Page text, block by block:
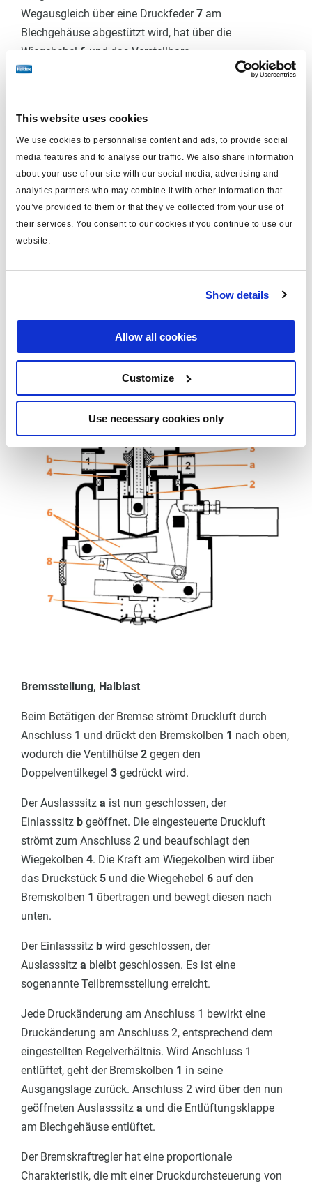
This website uses cookies
We use cookies to personnalise content and ads, to provide social
media features and to analyse our traffic. We also share information
about your use of our site with our social media, advertising and
analytics partners who may combine it with other information that
you’ve provided to them or that they’ve collected from your use of
their services. You consent to our cookies if you continue to use our
website.
Show details
Allow all cookies
Customize
Use necessary cookies only
Wegausgleich über eine Druckfeder7 am
Blechgehäuse abgestützt wird, hat über die
Wiegehebel 6 und das Verstellbare
Gleitstück
kraftschlüssige Verbindung mit dem
Druckstück.
Eine vom Steuerhebel ausgeführte Wegänderung nach
oben bzw. nach unten bewirkt ein Verschieben des
Gleitstückes8und ändert somit das wirksame
Übersetzungsverhältnisses zwischen
Bremskolben1und Wiegekolben4.
In Stellung „Leer" kann der eingesteuerte Druck P1 zum
ausgesteuerten Druck P2 im Regelverhältnis 6:1
Jedes Regelverhältnis zwischen „Leer" und „Beladen"
In der Lösestellung schließt der
Doppelventilkegel3den Einlasssitzb; Anschluss 2 hat
über den offenen AuslasssitzaVerbindung mit der
Atmosphäre.
Bremsstellung, Halblast
Beim Betätigen der Bremse strömt Druckluft durch
Anschluss 1 und drückt den Bremskolben 1 nach oben,
wodurch die Ventilhülse 2 gegen den
Doppelventilkegel 3 gedrückt wird.
Der Auslasssitz a ist nun geschlossen, der
Einlasssitz b geöffnet. Die eingesteuerte Druckluft
strömt zum Anschluss 2 und beaufschlagt den
Wiegekolben 4. Die Kraft am Wiegekolben wird über
das Druckstück 5 und die Wiegehebel 6 auf den
Bremskolben 1 übertragen und bewegt diesen nach
unten.
Der Einlasssitz b wird geschlossen, der
Auslasssitz a bleibt geschlossen. Es ist eine
sogenannte Teilbremsstellung erreicht.
Jede Druckänderung am Anschluss 1 bewirkt eine
Druckänderung am Anschluss 2, entsprechend dem
eingestellten Regelverhältnis. Wird Anschluss 1
entlüftet, geht der Bremskolben 1 in seine
Ausgangslage zurück. Anschluss 2 wird über den nun
geöffneten Auslasssitz a und die Entlüftungsklappe
am Blechgehäuse entlüftet.
Der Bremskraftregler hat eine proportionale
Charakteristik, die mit einer Druckdurchsteuerung von